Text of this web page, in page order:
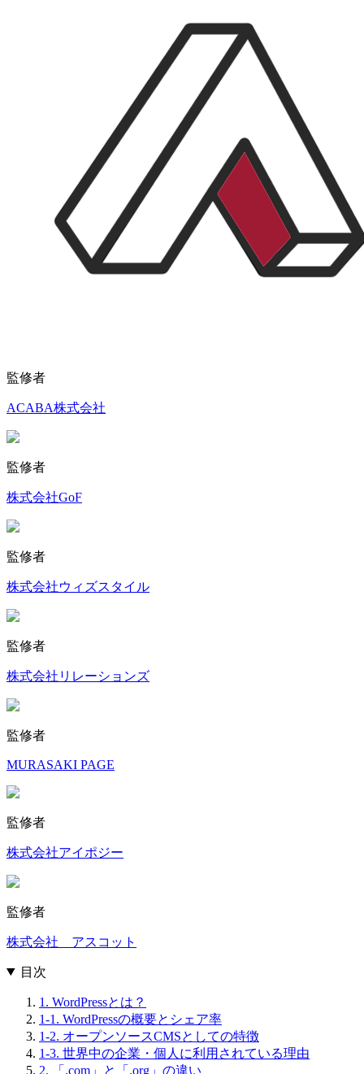
監修者
ACABA株式会社
監修者
株式会社GoF
監修者
株式会社ウィズスタイル
監修者
株式会社リレーションズ
監修者
MURASAKI PAGE
監修者
株式会社アイポジー
監修者
株式会社 アスコット
目次
1. WordPressとは？
1-1. WordPressの概要とシェア率
1-2. オープンソースCMSとしての特徴
1-3. 世界中の企業・個人に利用されている理由
2. 「.com」と「.org」の違い